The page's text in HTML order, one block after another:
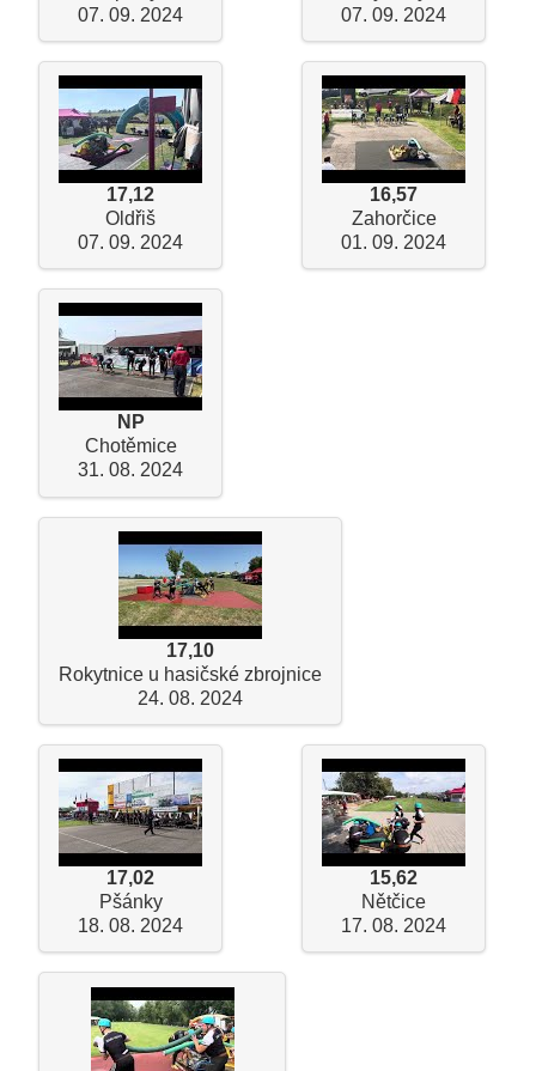
07. 09. 2024
07. 09. 2024
17,12
Oldřiš
07. 09. 2024
16,57
Zahorčice
01. 09. 2024
NP
Chotěmice
31. 08. 2024
17,10
Rokytnice u hasičské zbrojnice
24. 08. 2024
17,02
Pšánky
18. 08. 2024
15,62
Nětčice
17. 08. 2024